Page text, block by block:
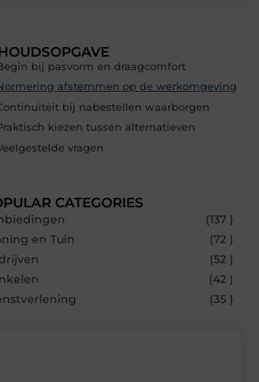
bij pasvorm en draagcomfort
afstemmen op de werkomgeving
bij nabestellen waarborgen
kiezen tussen alternatieven
vragen
CATEGORIES
(137 )
en Tuin
(72 )
(52 )
(42 )
(35 )